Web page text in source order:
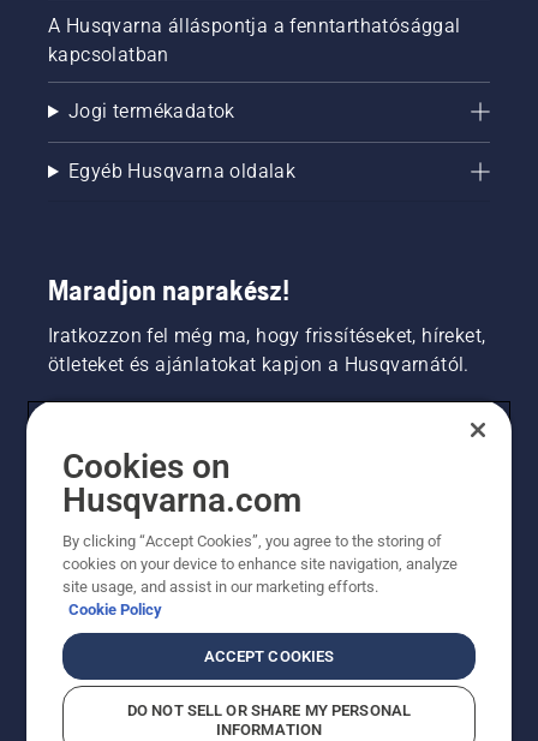
A Husqvarna álláspontja a fenntarthatósággal
kapcsolatban
Jogi termékadatok
Egyéb Husqvarna oldalak
Maradjon naprakész!
Iratkozzon fel még ma, hogy frissítéseket, híreket,
ötleteket és ajánlatokat kapjon a Husqvarnától.
PROFESSZIONÁLIS
Cookies on
Husqvarna.com
By clicking “Accept Cookies”, you agree to the storing of
cookies on your device to enhance site navigation, analyze
site usage, and assist in our marketing efforts.
Cookie Policy
ACCEPT COOKIES
DO NOT SELL OR SHARE MY PERSONAL
INFORMATION